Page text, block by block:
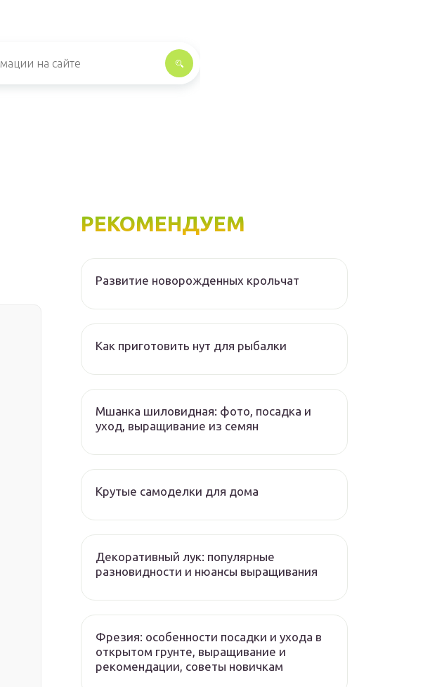
РЕКОМЕНДУЕМ
Развитие новорожденных крольчат
Как приготовить нут для рыбалки
Мшанка шиловидная: фото, посадка и
уход, выращивание из семян
Крутые самоделки для дома
Декоративный лук: популярные
разновидности и нюансы выращивания
Фрезия: особенности посадки и ухода в
открытом грунте, выращивание и
рекомендации, советы новичкам